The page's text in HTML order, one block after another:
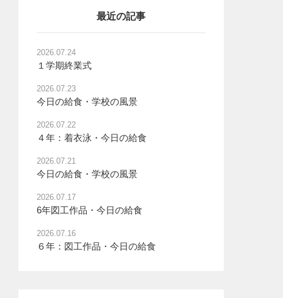
最近の記事
2026.07.24
１学期終業式
2026.07.23
今日の給食・学校の風景
2026.07.22
４年：着衣泳・今日の給食
2026.07.21
今日の給食・学校の風景
2026.07.17
6年図工作品・今日の給食
2026.07.16
６年：図工作品・今日の給食